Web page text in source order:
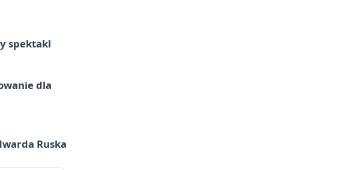
spektakl
dla
Ruska